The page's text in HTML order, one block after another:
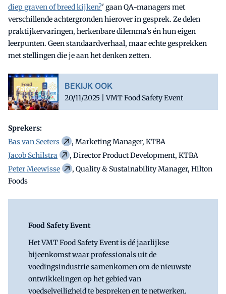
diep graven of breed kijken?' gaan QA-managers met
verschillende achtergronden hierover in gesprek. Ze delen
praktijkervaringen, herkenbare dilemma’s én hun eigen
leerpunten. Geen standaardverhaal, maar echte gesprekken
met stellingen die je aan het denken zetten.
BEKIJK OOK
20/11/2025 | VMT Food Safety Event
Sprekers:
Bas van Seeters
, Marketing Manager, KTBA
Jacob Schilstra
, Director Product Development, KTBA
Peter Meewisse
, Quality & Sustainability Manager, Hilton
Foods
Food Safety Event
Het VMT Food Safety Event is dé jaarlijkse
bijeenkomst waar professionals uit de
voedingsindustrie samenkomen om de nieuwste
ontwikkelingen op het gebied van
voedselveiligheid te bespreken en te netwerken.